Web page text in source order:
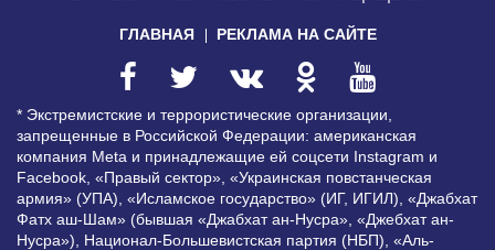
ГЛАВНАЯ РЕКЛАМА НА САЙТЕ
* Экстремистские и террористические организации,
запрещенные в Российской Федерации: американская
компания Meta и принадлежащие ей соцсети Instagram и
Facebook, «Правый сектор», «Украинская повстанческая
армия» (УПА), «Исламское государство» (ИГ, ИГИЛ), «Джабхат
Фатх аш-Шам» (бывшая «Джабхат ан-Нусра», «Джебхат ан-
Нусра»), Национал-Большевистская партия (НБП), «Аль-